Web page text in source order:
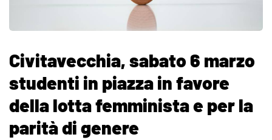
Civitavecchia, sabato 6 marzo
studenti in piazza in favore
della lotta femminista e per la
parità di genere